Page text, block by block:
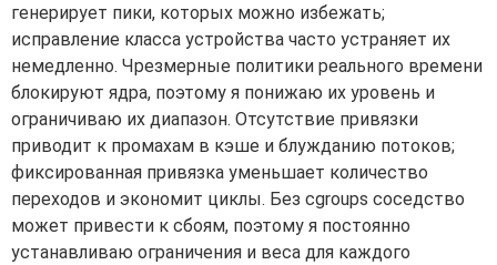
генерирует пики, которых можно избежать;
исправление класса устройства часто устраняет их
немедленно. Чрезмерные политики реального времени
блокируют ядра, поэтому я понижаю их уровень и
ограничиваю их диапазон. Отсутствие привязки
приводит к промахам в кэше и блужданию потоков;
фиксированная привязка уменьшает количество
переходов и экономит циклы. Без cgroups соседство
может привести к сбоям, поэтому я постоянно
устанавливаю ограничения и веса для каждого